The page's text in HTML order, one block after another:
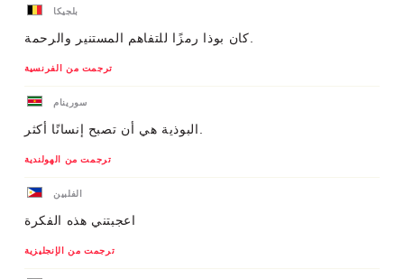
بلجيكا
ترجمت من الفرنسية
سورينام
ترجمت من الهولندية
الفلبين
اعجبتني هذه الفكرة
ترجمت من الإنجليزية